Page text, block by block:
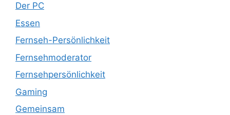
Der PC
Essen
Fernseh-Persönlichkeit
Fernsehmoderator
Fernsehpersönlichkeit
Gaming
Gemeinsam